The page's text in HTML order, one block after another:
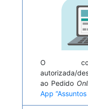
O
autorizada/
ao Pedido
App